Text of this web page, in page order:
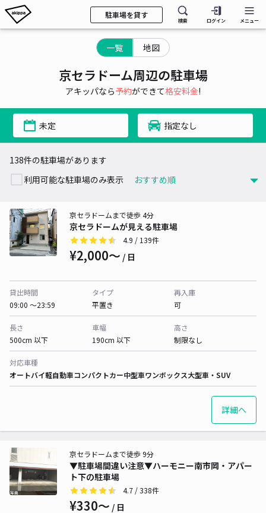
駐車場を貸す
検索 ログイン メニュー
一覧 地図
京セラドーム周辺の駐車場
アキッパなら予約ができて格安料金!
未定 指定なし
138件の駐車場があります
利用可能な駐車場のみ表示
京セラドームが見える駐車場
京セラドームまで徒歩 4分
4.9 / 139件
¥2,000〜 / 日
貸出時間
09:00 〜23:59
タイプ
平置き
再入庫
可
長さ
500cm 以下
車幅
190cm 以下
高さ
制限なし
対応車種
オートバイ軽自動車コンパクトカー中型車ワンボックス大型車・SUV
詳細へ
▼駐車場間違い注意▼ハーモニー南市岡・アパー
ト下の駐車場
京セラドームまで徒歩 9分
4.7 / 338件
¥330〜 / 日